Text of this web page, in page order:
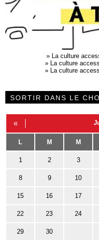
» La culture
» La culture
» La culture
SORTIR DANS LE
«
L M M
1 2 3
8 9 10
15 16 17
22 23 24
29 30